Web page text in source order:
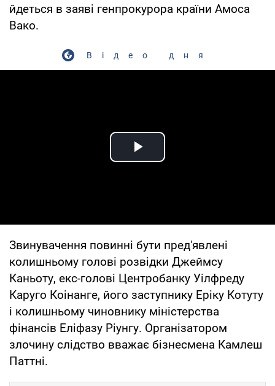
йдеться в заяві генпрокурора країни Амоса
Вако.
Відео дня
Play Video
Звинувачення повинні бути пред'явлені
колишньому голові розвідки Джеймсу
Каньоту, екс-голові Центробанку Уілфреду
Каруго Коінанге, його заступнику Еріку Котуту
і колишньому чиновнику міністерства
фінансів Еліфазу Ріунгу. Організатором
злочину слідство вважає бізнесмена Камлеш
Паттні.